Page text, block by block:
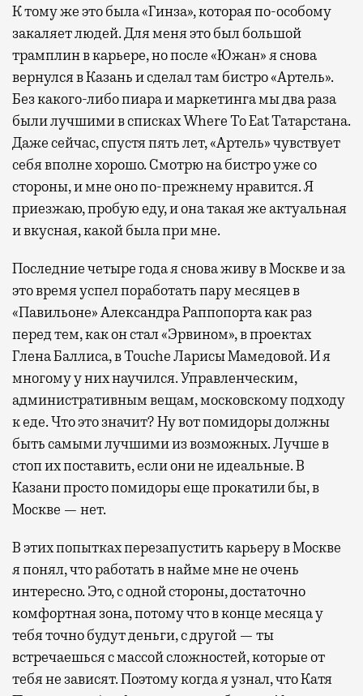
К тому же это была «Гинза», которая по-особому
закаляет людей. Для меня это был большой
трамплин в карьере, но после «Южан» я снова
вернулся в Казань и сделал там бистро «Артель».
Без какого-либо пиара и маркетинга мы два раза
были лучшими в списках Where To Eat Татарстана.
Даже сейчас, спустя пять лет, «Артель» чувствует
себя вполне хорошо. Смотрю на бистро уже со
стороны, и мне оно по-прежнему нравится. Я
приезжаю, пробую еду, и она такая же актуальная
и вкусная, какой была при мне.
Последние четыре года я снова живу в Москве и за
это время успел поработать пару месяцев в
«Павильоне» Александра Раппопорта как раз
перед тем, как он стал «Эрвином», в проектах
Глена Баллиса, в Touche Ларисы Мамедовой. И я
многому у них научился. Управленческим,
административным вещам, московскому подходу
к еде. Что это значит? Ну вот помидоры должны
быть самыми лучшими из возможных. Лучше в
стоп их поставить, если они не идеальные. В
Казани просто помидоры еще прокатили бы, в
Москве — нет.
В этих попытках перезапустить карьеру в Москве
я понял, что работать в найме мне не очень
интересно. Это, с одной стороны, достаточно
комфортная зона, потому что в конце месяца у
тебя точно будут деньги, с другой — ты
встречаешься с массой сложностей, которые от
тебя не зависят. Поэтому когда я узнал, что Катя